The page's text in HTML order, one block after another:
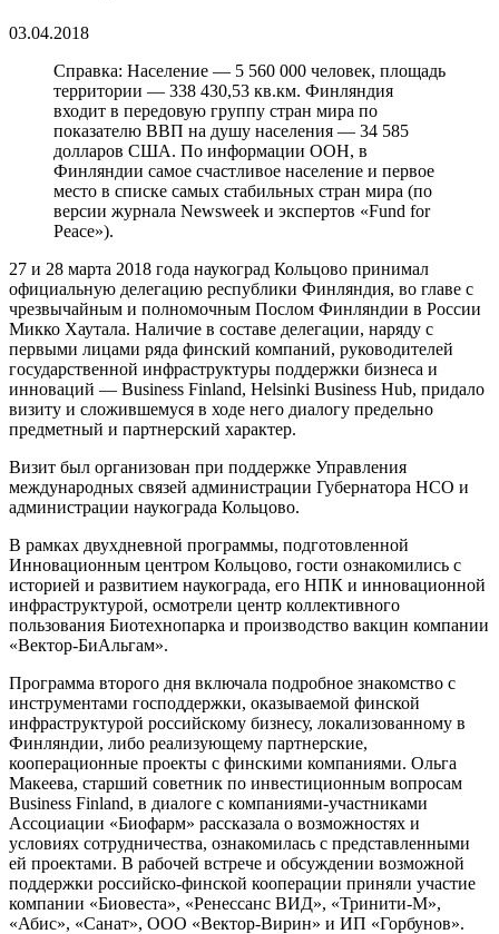
03.04.2018
Справка: Население — 5 560 000 человек, площадь
территории — 338 430,53 кв.км. Финляндия
входит в передовую группу стран мира по
показателю ВВП на душу населения — 34 585
долларов США. По информации ООН, в
Финляндии самое счастливое население и первое
место в списке самых стабильных стран мира (по
версии журнала Newsweek и экспертов «Fund for
Peace»).
27 и 28 марта 2018 года наукоград Кольцово принимал
официальную делегацию республики Финляндия, во главе с
чрезвычайным и полномочным Послом Финляндии в России
Микко Хаутала. Наличие в составе делегации, наряду с
первыми лицами ряда финский компаний, руководителей
государственной инфраструктуры поддержки бизнеса и
инноваций — Business Finland, Helsinki Business Hub, придало
визиту и сложившемуся в ходе него диалогу предельно
предметный и партнерский характер.
Визит был организован при поддержке Управления
международных связей администрации Губернатора НСО и
администрации наукограда Кольцово.
В рамках двухдневной программы, подготовленной
Инновационным центром Кольцово, гости ознакомились с
историей и развитием наукограда, его НПК и инновационной
инфраструктурой, осмотрели центр коллективного
пользования Биотехнопарка и производство вакцин компании
«Вектор-БиАльгам».
Программа второго дня включала подробное знакомство с
инструментами господдержки, оказываемой финской
инфраструктурой российскому бизнесу, локализованному в
Финляндии, либо реализующему партнерские,
кооперационные проекты с финскими компаниями. Ольга
Макеева, старший советник по инвестиционным вопросам
Business Finland, в диалоге с компаниями-участниками
Ассоциации «Биофарм» рассказала о возможностях и
условиях сотрудничества, ознакомилась с представленными
ей проектами. В рабочей встрече и обсуждении возможной
поддержки российско-финской кооперации приняли участие
компании «Биовеста», «Ренессанс ВИД», «Тринити-М»,
«Абис», «Санат», ООО «Вектор-Вирин» и ИП «Горбунов».